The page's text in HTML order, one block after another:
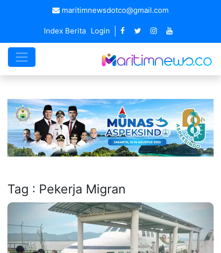
maritimnewsdotco@gmail.com
Index Berita Login
Tag : Pekerja Migran